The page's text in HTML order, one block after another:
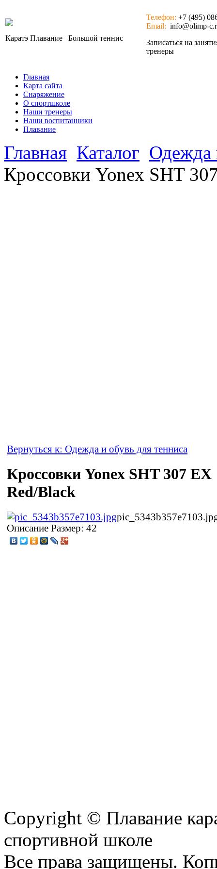
Каратэ Плавание Большой теннис
Телефон: +7 (495)
Email: info@olimp-
Записаться на
тренеры
Главная
Карта сайта
Снаряжение
О спортшколе
Наши тренеры
Наши воспитанники
Плавание
Главная Каталог Одежда
Кроссовки Yonex SHT
Вернуться к: Одежда и обувь для тенниса
Кроссовки Yonex SHT 307 EX
Red/Black
Описание Размер: 42
Copyright © Плавание
спортивной школе
Все права защищены.